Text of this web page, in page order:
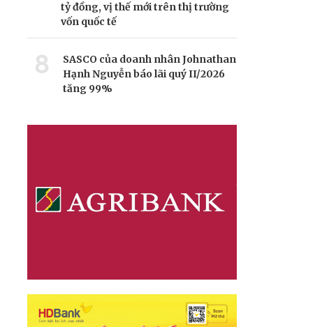
tỷ đồng, vị thế mới trên thị trường
vốn quốc tế
8
SASCO của doanh nhân Johnathan
Hạnh Nguyễn báo lãi quý II/2026
tăng 99%